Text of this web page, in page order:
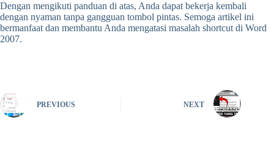
Dengan mengikuti panduan di atas, Anda dapat bekerja kembali
dengan nyaman tanpa gangguan tombol pintas. Semoga artikel ini
bermanfaat dan membantu Anda mengatasi masalah shortcut di Word
2007.
PREVIOUS NEXT